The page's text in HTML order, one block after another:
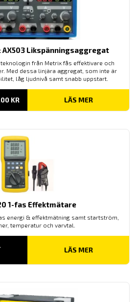
AX503 Likspänningsaggregat
från Metrix fås effektivare och
Med dessa linjära aggregat, som inte är
låg ljudnivå samt snabb uppstart.
KRPRISINTERVALL:
TILL
LÄS MER
1-fas Effektmätare
energi & effektmätning samt startström,
temperatur och varvtal.
LÄS MER